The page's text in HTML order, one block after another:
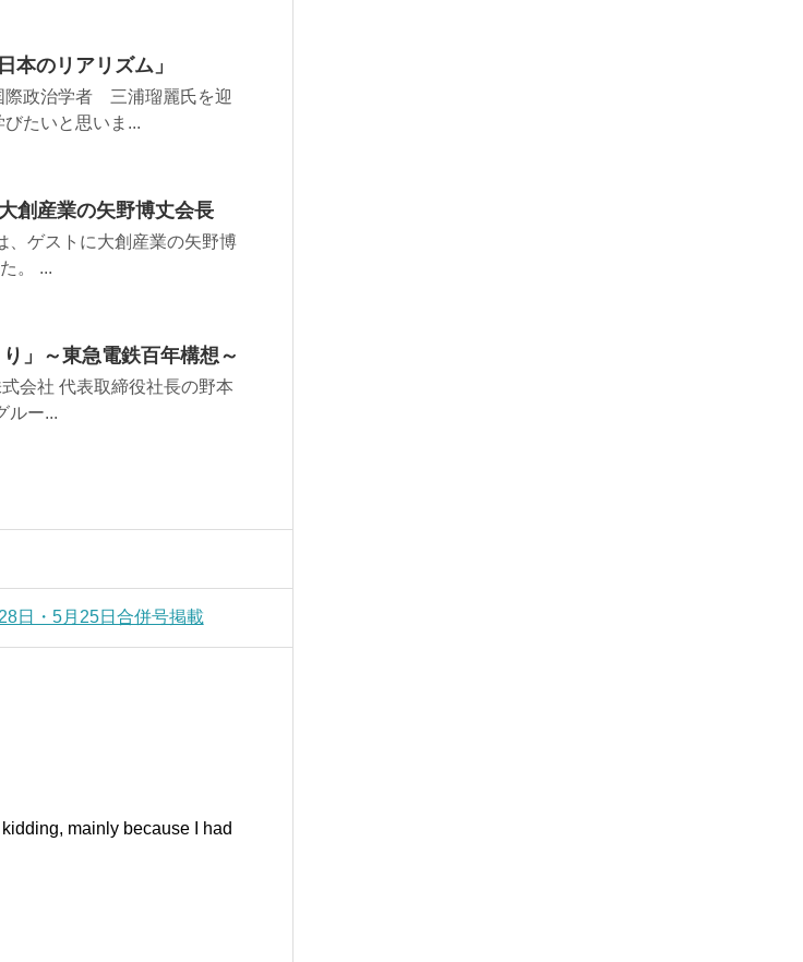
本のリアリズム」
際政治学者 三浦瑠麗氏を迎
たいと思いま...
創産業の矢野博丈会長
、ゲストに大創産業の矢野博
。 ...
」～東急電鉄百年構想～
会社 代表取締役社長の野本
ルー...
日・5月25日合併号掲載
mainly because I had